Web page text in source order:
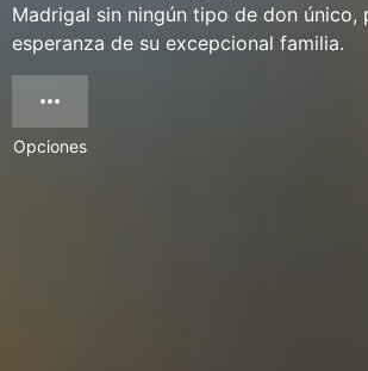
Madrigal sin ningún tipo de don único,
esperanza de su excepcional familia.
Opciones